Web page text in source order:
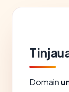
Domain